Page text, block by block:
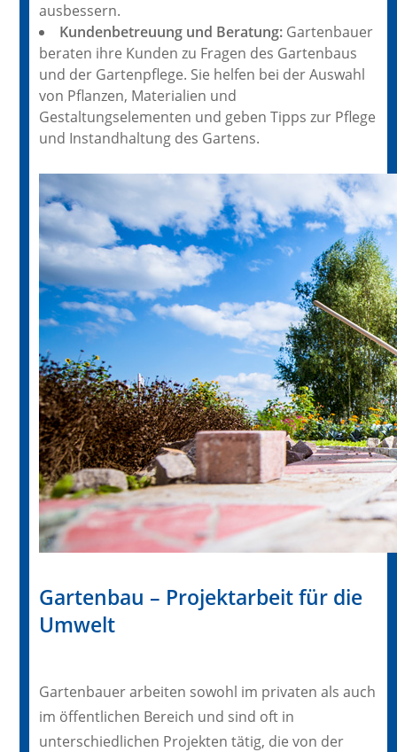
ausbessern.
Kundenbetreuung und Beratung:Gartenbauer
beraten ihre Kunden zu Fragen des Gartenbaus
und der Gartenpflege. Sie helfen bei der Auswahl
von Pflanzen, Materialien und
Gestaltungselementen und geben Tipps zur Pflege
und Instandhaltung des Gartens.
Gartenbau – Projektarbeit für die
Umwelt
Gartenbauer arbeiten sowohl im privaten als auch
im öffentlichen Bereich und sind oft in
unterschiedlichen Projekten tätig, die von der